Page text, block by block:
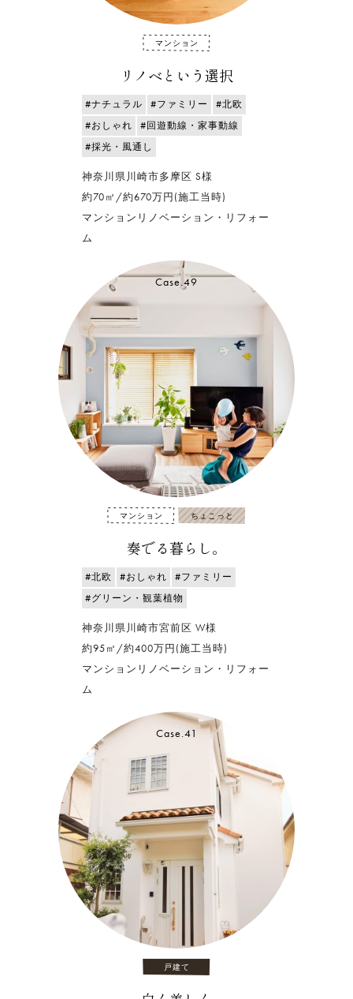
マンション
リノベという選択
#ナチュラル #ファミリー
#北欧
#おしゃれ
#回遊動線・家事動線
#採光・風通し
神奈川県川崎市多摩区 S様
約70㎡/約670万円(施工当時)
マンションリノベーション・リフォー
ム
Case.49
マンション ちょこっと
奏でる暮らし。
#北欧 #おしゃれ
#ファミリー
#グリーン・観葉植物
神奈川県川崎市宮前区 W様
約95㎡/約400万円(施工当時)
マンションリノベーション・リフォー
ム
Case.41
戸建て